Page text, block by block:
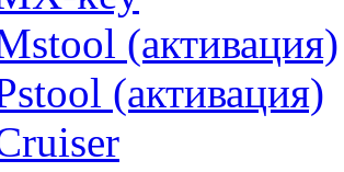
(активация)
(активация)